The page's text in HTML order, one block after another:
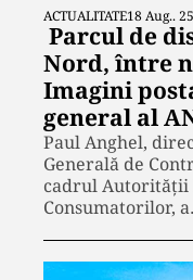
ACTUALITATE18 Aug..
Parcul de
Nord, între
Imagini
general al
Paul Anghel,
Generală de
cadrul Autorității
Consumatorilor,